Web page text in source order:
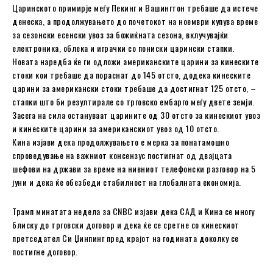
Царинското примирје меѓу Пекинг и Вашингтон требаше да истече
денеска, а продолжувањето до почетокот на ноември купува време
за сезонски есенски увоз за божиќната сезона, вклучувајќи
електроника, облека и играчки со пониски царински стапки.
Новата наредба ќе ги одложи американските царини за кинеските
стоки кои требаше да пораснат до 145 отсто, додека кинеските
царини за американски стоки требаше да достигнат 125 отсто, –
стапки што би резултирале со трговско ембарго меѓу двете земји.
Засега на сила остануваат царините од 30 отсто за кинескиот увоз
и кинеските царини за американскиот увоз од 10 отсто.
Кина изјави дека продолжувањето е мерка за понатамошно
спроведување на важниот консензус постигнат од двајцата
шефови на држави за време на нивниот телефонски разговор на 5
јуни и дека ќе обезбеди стабилност на глобалната економија.
Трамп минатата недела за CNBC изјави дека САД и Кина се многу
блиску до трговски договор и дека ќе се сретне со кинескиот
претседател Си Џинпинг пред крајот на годината доколку се
постигне договор.